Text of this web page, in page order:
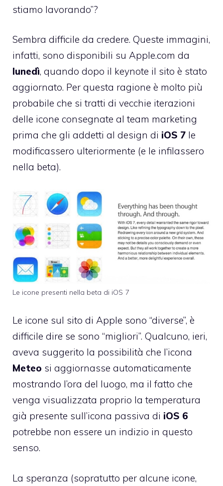
stiamo lavorando”?
Sembra difficile da credere. Queste immagini,
infatti, sono disponibili su Apple.com da
lunedì, quando dopo il keynote il sito è stato
aggiornato. Per questa ragione è molto più
probabile che si tratti di vecchie iterazioni
delle icone consegnate al team marketing
prima che gli addetti al design di iOS 7 le
modificassero ulteriormente (e le infilassero
nella beta).
Le icone presenti nella beta di iOS 7
Le icone sul sito di Apple sono “diverse”, è
difficile dire se sono “migliori”. Qualcuno, ieri,
aveva suggerito la possibilità che l’icona
Meteo si aggiornasse automaticamente
mostrando l’ora del luogo, ma il fatto che
venga visualizzata proprio la temperatura
già presente sull’icona passiva di iOS 6
potrebbe non essere un indizio in questo
senso.
La speranza (sopratutto per alcune icone,